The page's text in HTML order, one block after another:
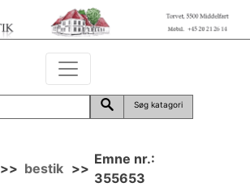
Søg katagori
>> bestik >>
Emne nr.:
355653